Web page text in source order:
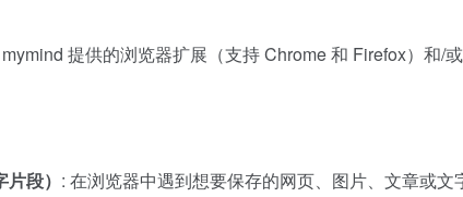
提供的浏览器扩展（支持 Chrome 和 Firefox）和
段） : 在浏览器中遇到想要保存的网页、图片、文章或